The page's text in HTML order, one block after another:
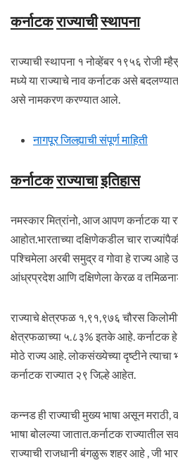
कर्नाटकराज्याचीस्थापना
राज्याची स्थापना १ नोव्हेंबर १९५६ रोजी
मध्ये या राज्याचे नाव कर्नाटक असे
असे नामकरण करण्यात आले.
नागपूर जिल्ह्याची संपूर्ण माहिती
कर्नाटकराज्याचाइतिहास
नमस्कार मित्रांनो, आज आपण कर्नाटक या
आहोत.भारताच्या दक्षिणेकडील चार
पश्चिमेला अरबी समुद्र व गोवा हे राज्य आहे
आंध्रप्रदेश आणि दक्षिणेला केरळ व
राज्याचे क्षेत्रफळ १,९१,९७६ चौरस
क्षेत्रफळाच्या ५.८३% इतके आहे. कर्नाटक
मोठे राज्य आहे. लोकसंख्येच्या दृष्टीने
कर्नाटक राज्यात २९ जिल्हे आहेत.
कन्नड ही राज्याची मुख्य भाषा असून मराठी,
भाषा बोलल्या जातात.कर्नाटक राज्यातील
राज्याची राजधानी बंगळुरू शहर आहे , जी